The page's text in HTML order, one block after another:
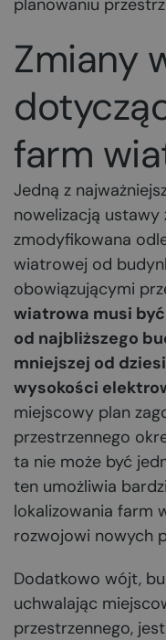
planowaniu
Zmiany
farm
Jedną z
nowelizacją
zmodyfikowana
wiatrowej od
obowiązującymi
wiatrowa musi
od najbliższego
mniejszej od
wysokości
miejscowy plan
przestrzennego
ta nie może być
ten umożliwia
lokalizowania farm
rozwojowi nowych
Dodatkowo wójt,
uchwalając
przestrzennego,